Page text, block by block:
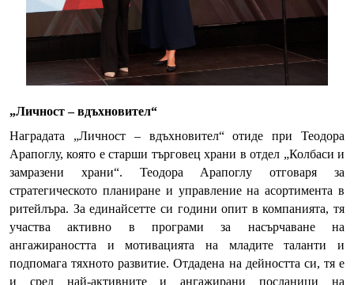
„Личност – вдъхновител“
Наградата „Личност – вдъхновител“ отиде при Теодора
Арапоглу, която е старши търговец храни в отдел „Колбаси и
замразени храни“. Теодора Арапоглу отговаря за
стратегическото планиране и управление на асортимента в
ритейлъра. За единайсетте си години опит в компанията, тя
участва активно в програми за насърчаване на
ангажираността и мотивацията на младите таланти и
подпомага тяхното развитие. Отдадена на дейността си, тя е
и сред най-активните и ангажирани посланици на